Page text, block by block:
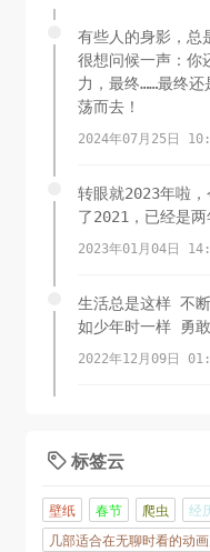
有些人的身影，总
很想问候一声：你
力，最终……最终
荡而去！
2024年07月25日
转眼就2023年啦
了2021，已经是两
2023年01月04日
生活总是这样 不
如少年时一样 勇敢
2022年12月09日
对啊，太难啦
2022年01月08日
 标签云
壁纸 春节 爬虫 经
几部适合在无聊时看的动